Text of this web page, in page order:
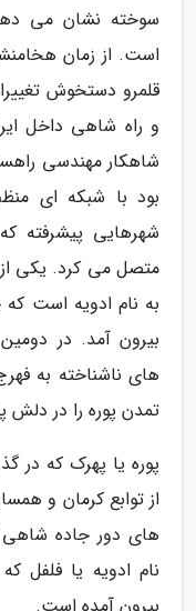
سوخته نشان می
است. از زمان
قلمرو دستخوش
و راه شاهی داخل
شاهکار مهندسی
بود با شبکه ای
شهرهایی پیشرفته
متصل می کرد. یکی
به نام ادویه است
بیرون آمد. در
های ناشناخته به
تمدن پوره را در دلش
پوره یا پهرک که در
از توابع کرمان و
های دور جاده
نام ادویه یا فلفل